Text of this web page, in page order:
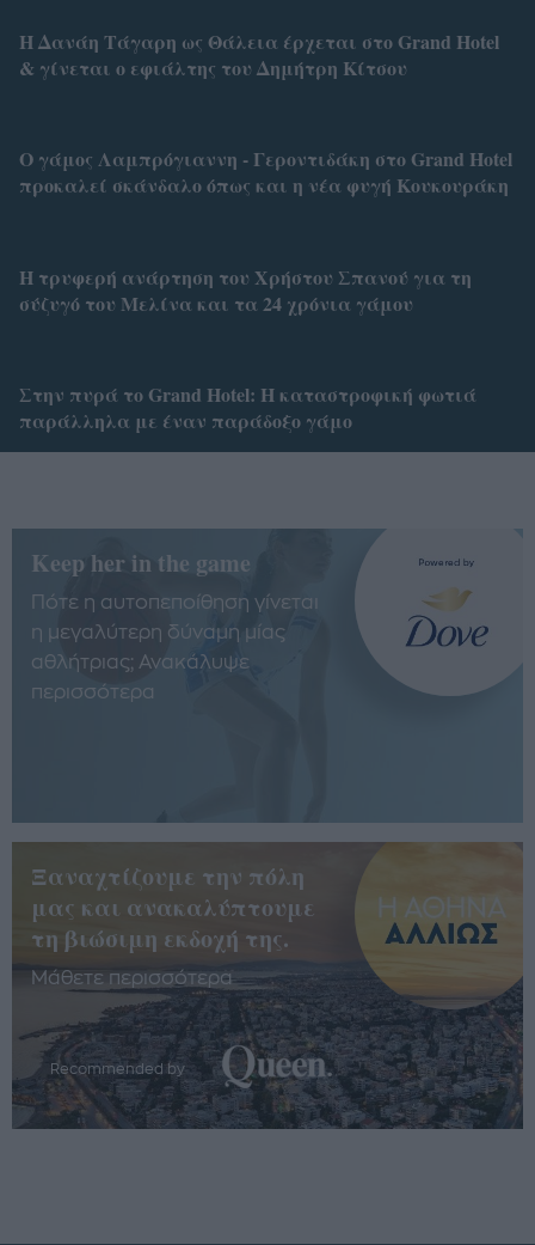
Η Δανάη Τάγαρη ως Θάλεια έρχεται στο Grand Hotel
& γίνεται ο εφιάλτης του Δημήτρη Κίτσου
Ο γάμος Λαμπρόγιαννη - Γεροντιδάκη στο Grand Hotel
προκαλεί σκάνδαλο όπως και η νέα φυγή Κουκουράκη
Η τρυφερή ανάρτηση του Χρήστου Σπανού για τη
σύζυγό του Μελίνα και τα 24 χρόνια γάμου
Στην πυρά το Grand Hotel: Η καταστροφική φωτιά
παράλληλα με έναν παράδοξο γάμο
Keep her in the game
Πότε η αυτοπεποίθηση γίνεται
η μεγαλύτερη δύναμη μίας
αθλήτριας; Ανακάλυψε
περισσότερα
Ξαναχτίζουμε την πόλη
μας και ανακαλύπτουμε
τη βιώσιμη εκδοχή της.
Μάθετε περισσότερα
Recommended by